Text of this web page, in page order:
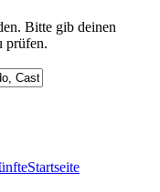
Bitte gib deinen
prüfen.
Startseite